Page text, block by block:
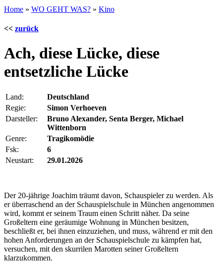
Home » WO GEHT WAS? » Kino
<< zurück
Ach, diese Lücke, diese
entsetzliche Lücke
Land:
Deutschland
Regie:
Simon Verhoeven
Darsteller:
Bruno Alexander, Senta Berger, Michael
Wittenborn
Genre:
Tragikomödie
Fsk:
6
Neustart:
29.01.2026
Der 20-jährige Joachim träumt davon, Schauspieler zu werden. Als
er überraschend an der Schauspielschule in München angenommen
wird, kommt er seinem Traum einen Schritt näher. Da seine
Großeltern eine geräumige Wohnung in München besitzen,
beschließt er, bei ihnen einzuziehen, und muss, während er mit den
hohen Anforderungen an der Schauspielschule zu kämpfen hat,
versuchen, mit den skurrilen Marotten seiner Großeltern
klarzukommen.